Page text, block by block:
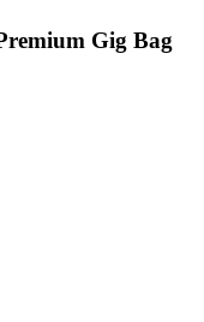
Gig Bag